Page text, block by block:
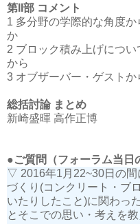
第II部 コメント
1 多分野の学際的な角度
か
2 ブロック積み上げについ
から
3 オブザーバー・ゲスト
総括討論 まとめ
新崎盛暉 高作正博
●ご質問（フォーラム当日
▽ 2016年1月22~30日の間
づくり(コンクリート・ブ
いたりしたこと)に関わっ
とそこでの思い・考えを教